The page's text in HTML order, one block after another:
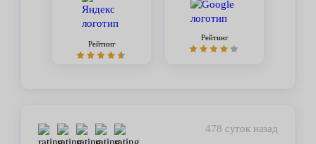
Рейтинг
Рейтинг
478 суток назад